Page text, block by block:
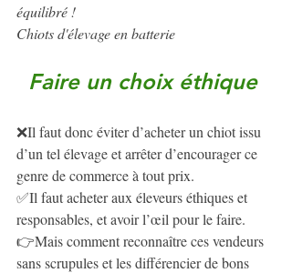
équilibré !
Chiots d'élevage en batterie
Faire un choix éthique
❌Il faut donc éviter d’acheter un chiot issu
d’un tel élevage et arrêter d’encourager ce
genre de commerce à tout prix.
✅Il faut acheter aux éleveurs éthiques et
responsables, et avoir l’œil pour le faire.
👉Mais comment reconnaître ces vendeurs
sans scrupules et les différencier de bons